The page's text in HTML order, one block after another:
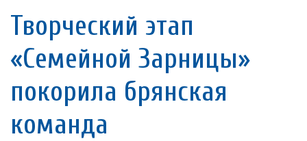
Творческий этап
«Семейной Зарницы»
покорила брянская
команда